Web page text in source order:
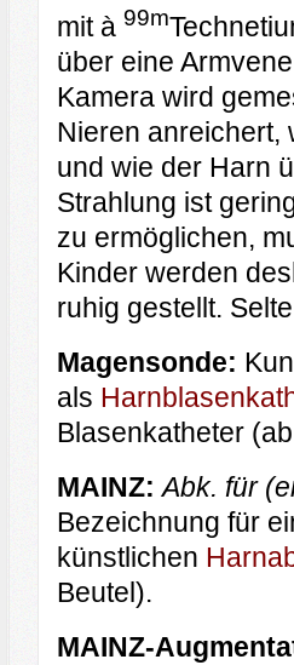
mit à 99m
über eine
Kamera wird
Nieren anreichert,
und wie der Harn
Strahlung ist
zu ermöglichen,
Kinder werden
ruhig gestellt.
Magensonde:
als
Blasenkatheter
MAINZ:Abk. für
Bezeichnung für
künstlichen
Beutel).
MAINZ-